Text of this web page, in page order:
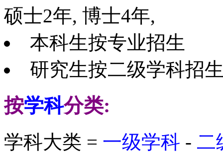
硕士2年, 博士4年,
本科生按专业招生
研究生按二级学科招
按学科分类:
学科大类 = 一级学科 - 二